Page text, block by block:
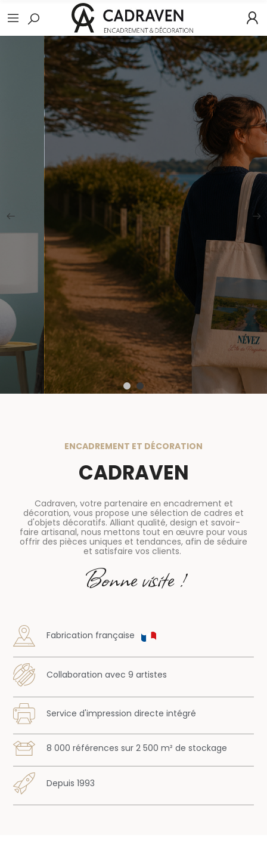
Nouveautés
Les Tote Bags
Voir La Collection
ENCADREMENT ET DÉCORATION
CADRAVEN
Cadraven, votre partenaire en encadrement et
décoration, vous propose une sélection de cadres et
d'objets décoratifs. Alliant qualité, design et savoir-
faire artisanal, nous mettons tout en œuvre pour vous
offrir des pièces uniques et tendances, afin de séduire
et satisfaire vos clients.
Bonne visite !
Fabrication française
Collaboration avec 9 artistes
Service d'impression directe intégré
8 000 références sur 2 500 m² de stockage
Depuis 1993